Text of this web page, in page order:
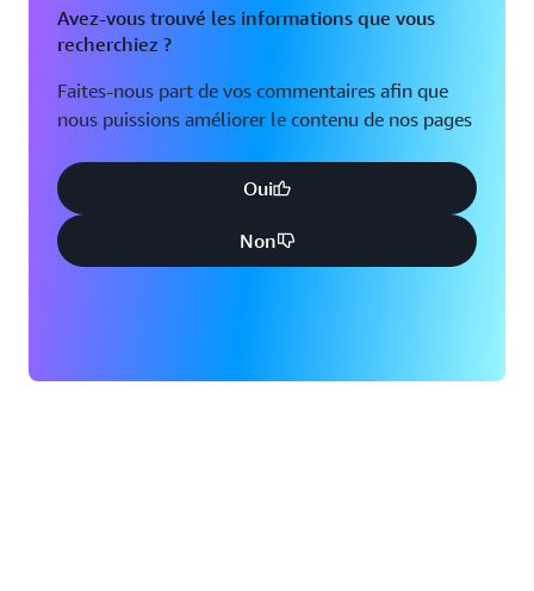
Avez-vous trouvé les informations que vous
recherchiez ?
Faites-nous part de vos commentaires afin que
nous puissions améliorer le contenu de nos pages
Oui
Non